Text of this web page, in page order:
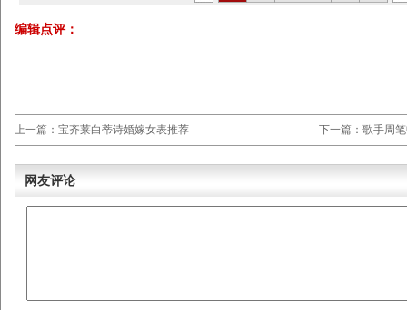
编辑点评：
上一篇：宝齐莱白蒂诗婚嫁女表推荐 下一篇：歌手周
网友评论